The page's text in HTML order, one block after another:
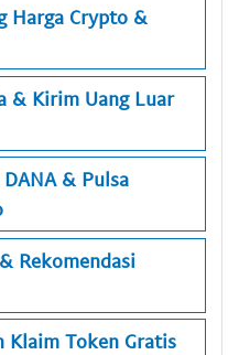
Harga Crypto &
& Kirim Uang Luar
& Pulsa
Rekomendasi
Klaim Token Gratis